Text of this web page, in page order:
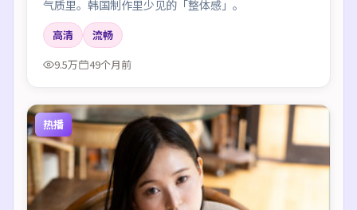
气质里。韩国制作里少见的「整体感」。
高清
流畅
9.5万
49个月前
热播